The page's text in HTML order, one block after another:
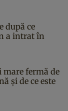
după ce
a intrat în
mare fermă de
și de ce este